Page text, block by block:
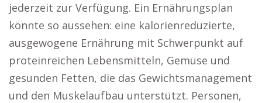
jederzeit zur Verfügung. Ein Ernährungsplan
könnte so aussehen: eine kalorienreduzierte,
ausgewogene Ernährung mit Schwerpunkt auf
proteinreichen Lebensmitteln, Gemüse und
gesunden Fetten, die das Gewichtsmanagement
und den Muskelaufbau unterstützt. Personen,